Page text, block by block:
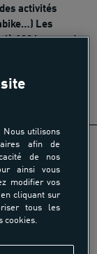
activités
Les
130 heures de
Nous utilisons
afin de
de nos
ainsi vous
modifier vos
cliquant sur
tous les
cookies.